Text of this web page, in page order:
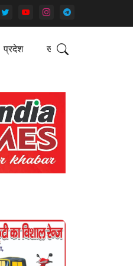
प्रदेश खेल